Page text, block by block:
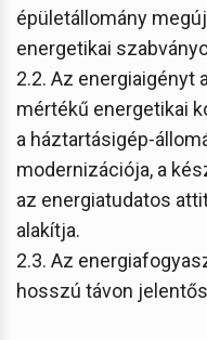
épületállomány
energetikai
2.2. Az energiaigényt
mértékű energetikai
a háztartásigép-
modernizációja, a
az energiatudatos
alakítja.
2.3. Az
hosszú távon